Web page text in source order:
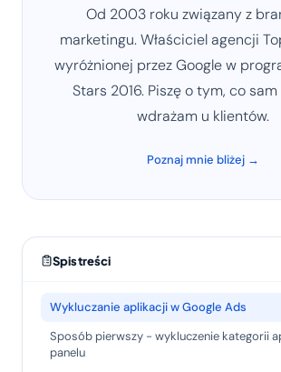
Od 2003 roku związany z
marketingu. Właściciel agencji
wyróżnionej przez Google w
Stars 2016. Piszę o tym, co
wdrażam u klientów.
Poznaj mnie bliżej →
Spis treści
Wykluczanie aplikacji w Google Ads
Sposób pierwszy - wykluczenie kategorii
panelu